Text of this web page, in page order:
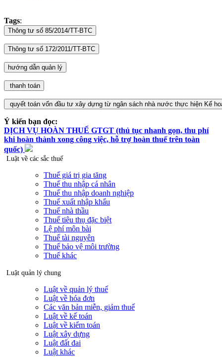
Tags:
Ý kiến bạn đọc:
DỊCH VỤ HOÀN THUẾ GTGT (thủ tục nhanh gọn, thu phí
khi hoàn thành xong công việc, hỗ trợ hoàn thuế trên toàn
quốc)
Luật về các sắc thuế
Thuế giá trị gia tăng
Thuế thu nhập cá nhân
Thuế thu nhập doanh nghiệp
Thuế xuất nhập khẩu
Thuế nhà thầu
Thuế tiêu thụ đặc biệt
Lệ phí môn bài
Thuế tài nguyên
Thuế bảo vệ môi trường
Thuế khác
Luật quản lý chung
Luật về quản lý thuế
Luật về hóa đơn
Các văn bản miễn, giảm thuế
Luật về kế toán
Luật về kiểm toán
Luật xây dựng
Luật đất đai
Luật khác